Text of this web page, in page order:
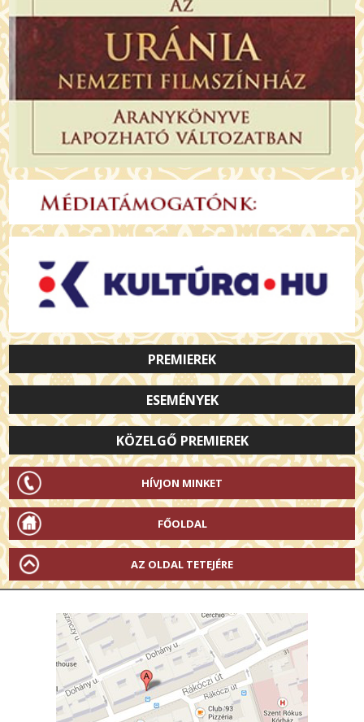
PREMIEREK
ESEMÉNYEK
KÖZELGŐ PREMIEREK
HÍVJON MINKET
FŐOLDAL
AZ OLDAL TETEJÉRE